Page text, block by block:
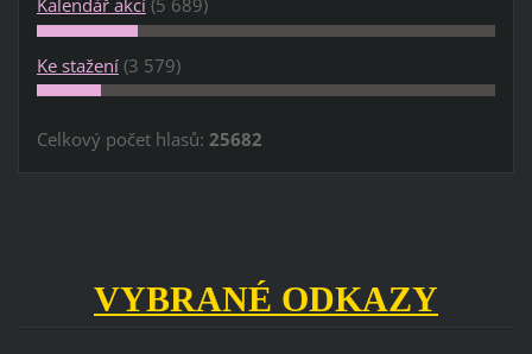
Kalendář akcí (5 689)
Ke stažení (3 579)
Celkový počet hlasů: 25682
VYBRANÉ ODKAZY